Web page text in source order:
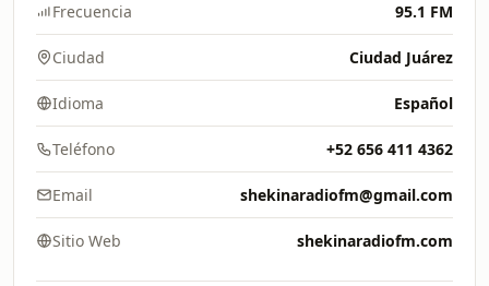
Frecuencia 95.1 FM
Ciudad Ciudad Juárez
Idioma Español
Teléfono +52 656 411 4362
Email shekinaradiofm@gmail.com
Sitio Web shekinaradiofm.com